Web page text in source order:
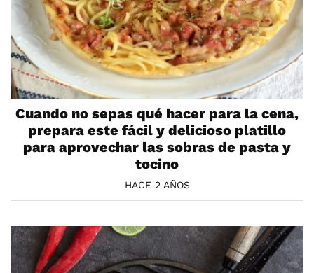
Cuando no sepas qué hacer para la cena,
prepara este fácil y delicioso platillo
para aprovechar las sobras de pasta y
tocino
HACE 2 AÑOS